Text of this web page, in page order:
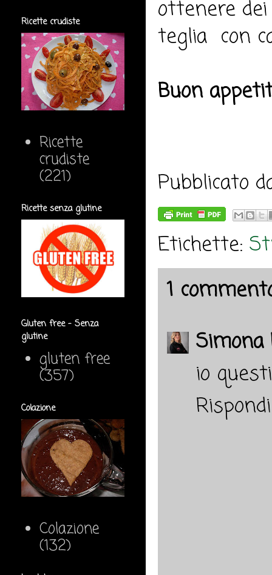
ottenere
teglia con
Buon
Pubblicato
Etichette:
1
Simona
io
Rispondi
Ricette crudiste
Ricette
crudiste
(221)
Ricette senza glutine
Gluten free - Senza
glutine
gluten free
(357)
Colazione
Colazione
(132)